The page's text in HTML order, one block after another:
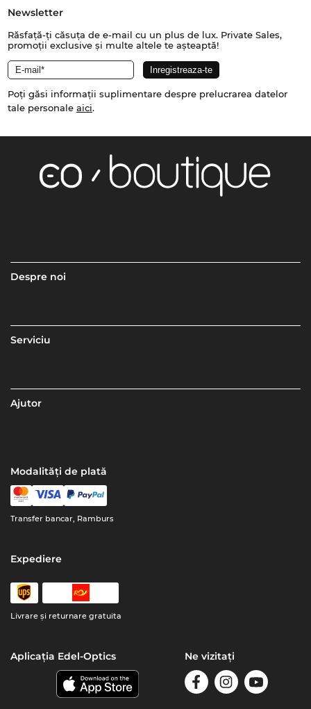
Newsletter
Răsfață-ți căsuța de e-mail cu un plus de lux. Private Sales,
promoții exclusive și multe altele te așteaptă!
Poți găsi informații suplimentare despre prelucrarea datelor
tale personale aici.
Despre noi
Serviciu
Ajutor
Modalități de plată
Transfer bancar, Ramburs
Expediere
Livrare şi returnare gratuita
Aplicația Edel-Optics Ne vizitați